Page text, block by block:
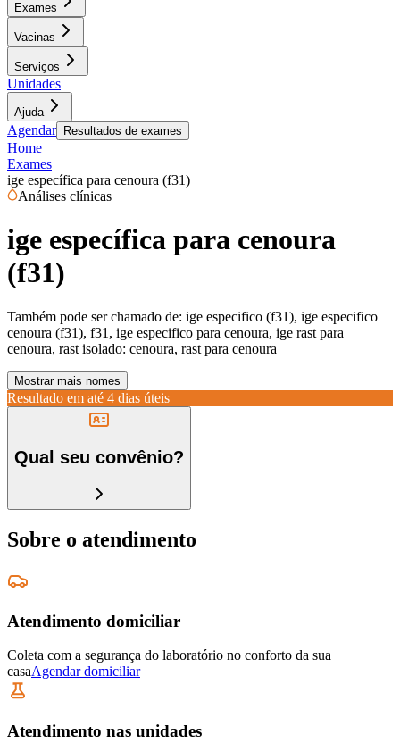
Exames
Vacinas
Serviços
Unidades
Ajuda
Agendar Resultados de exames
Home
Exames
ige específica para cenoura (f31)
Análises clínicas
ige específica para cenoura
(f31)
Também pode ser chamado de: ige especifico (f31), ige especifico
cenoura (f31), f31, ige especifico para cenoura, ige rast para
cenoura, rast isolado: cenoura, rast para cenoura
Mostrar mais nomes
Resultado em até 4 dias úteis
Qual seu convênio?
Sobre o atendimento
Atendimento domiciliar
Coleta com a segurança do laboratório no conforto da sua
casaAgendar domiciliar
Atendimento nas unidades